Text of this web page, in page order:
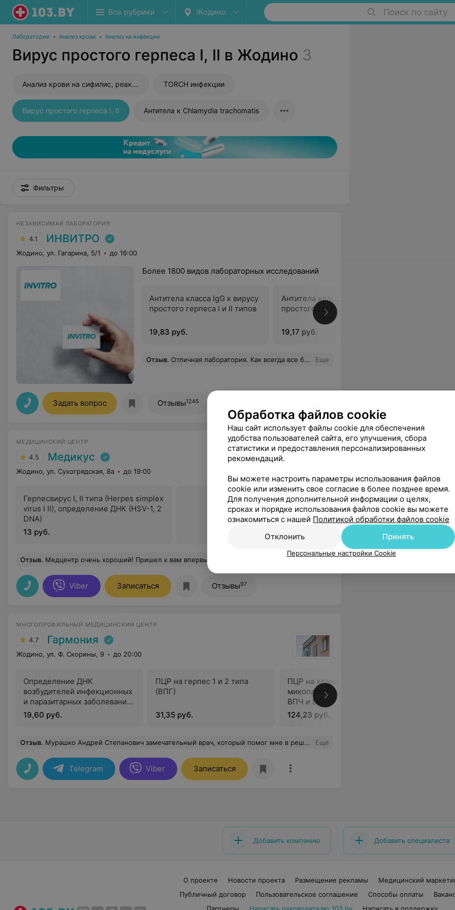
Все рубрики Жодино Поиск по сайту
Лаборатории • Анализ крови • Анализ на инфекции
Вирус простого герпеса I, II в Жодино 3
Анализ крови на сифилис, реакция Вассермана (RW) TORCH инфекции
Вирус простого герпеса I, II Антитела к Chlamydia trachomatis
Фильтры
НЕЗАВИСИМАЯ ЛАБОРАТОРИЯ
4.1 ИНВИТРО
Жодино, ул. Гагарина, 5/1 до 16:00
Более 1800 видов лабораторных исследований
Антитела класса IgG к вирусу
простого герпеса I и II типов
19,83 руб.
Антитела класса IgМ к вирусу
простого герпеса I и II типов
19,17 руб.
Отзыв. Отличная лаборатория. Как всегда все быстро и безболезненно. Спасибо большое. Весь персонал был очень приветливый и вежливый. Еще
Задать вопрос Отзывы1245
МЕДИЦИНСКИЙ ЦЕНТР
4.5 Медикус
Жодино, ул. Сухогрядская, 8а до 19:00
Герпесвирус I, II типа (Herpes simplex
virus I II), определение ДНК (HSV-1, 2
DNA)
13 руб.
Все цены
Отзыв. Медцентр очень хороший! Пришел к вам впервые и все очень понравилось. Вежливый и доброжелательный медперсонал, качественное обслуживание, все специалисты квалифицированные и грамотные! Спасибо!
Viber Записаться Отзывы97
МНОГОПРОФИЛЬНЫЙ МЕДИЦИНСКИЙ ЦЕНТР
4.7 Гармония
Жодино, ул. Ф. Скорины, 9 до 20:00
Определение ДНК
возбудителей инфекционных
и паразитарных заболеваний
методом (ПЦР) ВПГ герпес
1,2 типа
19,60 руб.
ПЦР на герпес 1 и 2 типа
(ВПГ)
31,35 руб.
ПЦР на хламидиоз,
микоплазмоз, уреаплазмоз,
ВПЧ и ВПГ
124,23 руб.
Отзыв. Мурашко Андрей Степанович замечательный врач, который помог мне в решении моей проблемы. Врач, на приеме которого понимаешь, что ты действительно важен для врача как пациент и тебе хотят помочь. Спасибо Андрей Степанович! Еще
Telegram Viber Записаться
Добавить компанию Добавить специалиста
О проекте Новости проекта Размещение рекламы
Медицинский
Публичный договор
Пользовательское соглашение Способы оплаты
Обработка файлов cookie
Наш сайт использует файлы cookie для обеспечения
удобства пользователей сайта, его улучшения, сбора
статистики и предоставления персонализированных
рекомендаций.
Вы можете настроить параметры использования файлов
cookie или изменить свое согласие в более позднее время.
Для получения дополнительной информации о целях,
сроках и порядке использования файлов cookie вы можете
ознакомиться с нашей Политикой обработки файлов cookie
Отклонить
Принять
Персональные настройки Cookie